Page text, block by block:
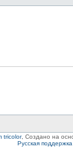
tricolor, Создано на
Русская